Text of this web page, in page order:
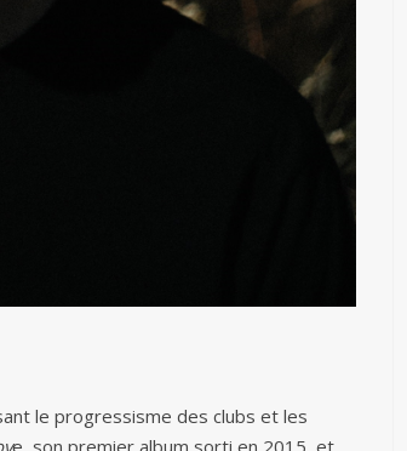
le progressisme des clubs et les
e, son premier album sorti en 2015, et